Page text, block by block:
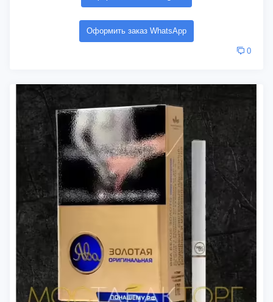
Оформить заказ WhatsApp
0